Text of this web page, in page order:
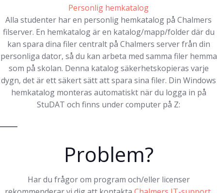
Personlig hemkatalog
Alla studenter har en personlig hemkatalog på Chalmers
filserver. En hemkatalog är en katalog/mapp/folder där du
kan spara dina filer centralt på Chalmers server från din
personliga dator, så du kan arbeta med samma filer hemma
som på skolan. Denna katalog säkerhetskopieras varje
dygn, det är ett säkert sätt att spara sina filer. Din Windows
hemkatalog monteras automatiskt när du logga in på
StuDAT och finns under computer på Z:
Problem?
Har du frågor om program och/eller licenser